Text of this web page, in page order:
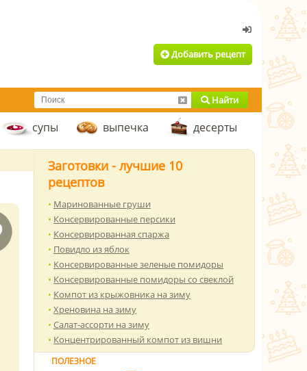
Добавить рецепт
Найти
супы выпечка десерты
Заготовки - лучшие 10
рецептов
Маринованные груши
Консервированные персики
Консервированная спаржа
Повидло из яблок
Консервированные зеленые помидоры
Консервированные помидоры со свеклой
Компот из крыжовника на зиму
Хреновина на зиму
Салат-ассорти на зиму
Концентрированный компот из вишни
ПОЛЕЗНОЕ